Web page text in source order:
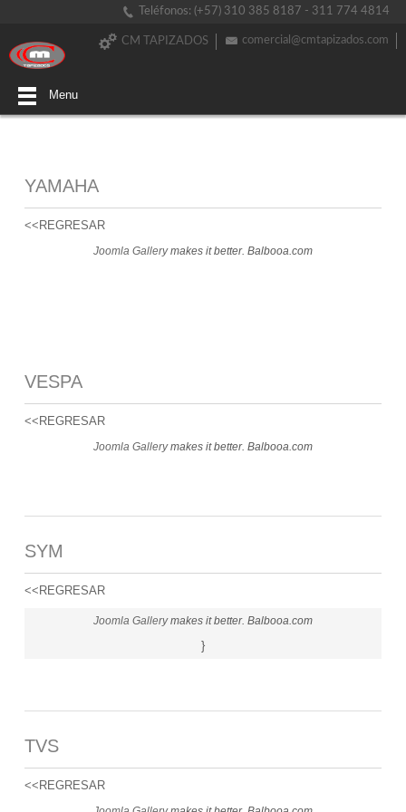
Teléfonos: (+57) 310 385 8187 - 311 774 4814
comercial@cmtapizados.com
CM TAPIZADOS
Menu
YAMAHA
<<REGRESAR
Joomla Gallerymakes it better. Balbooa.com
VESPA
<<REGRESAR
Joomla Gallerymakes it better. Balbooa.com
SYM
<<REGRESAR
Joomla Gallerymakes it better. Balbooa.com
}
TVS
<<REGRESAR